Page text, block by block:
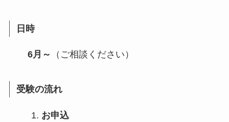
日時
6月～ （ご相談ください）
受験の流れ
お申込